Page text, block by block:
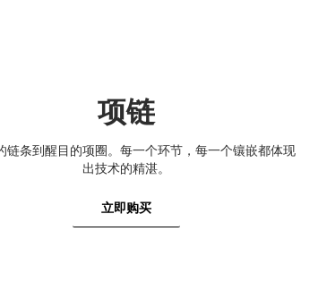
项链
链条到醒目的项圈。每一个环节，每一个镶嵌都体现
出技术的精湛。
立即购买